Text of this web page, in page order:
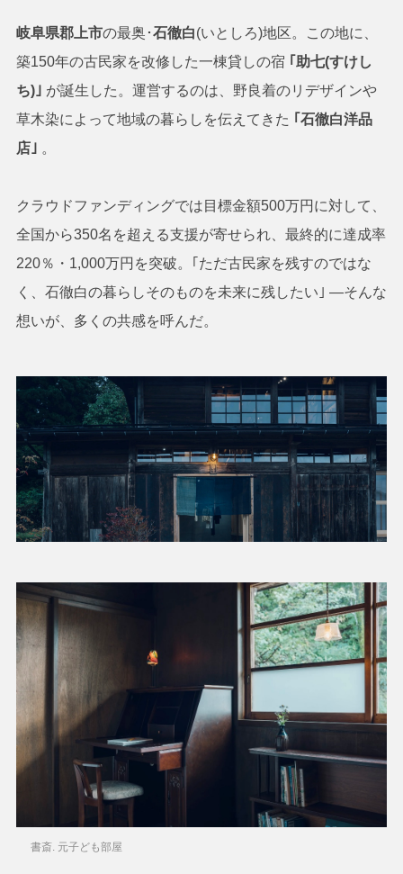
岐阜県郡上市の最奥･石徹白(いとしろ)地区。この地に、
築150年の古民家を改修した一棟貸しの宿 ｢助七(すけし
ち)｣ が誕生した。運営するのは、野良着のリデザインや
草木染によって地域の暮らしを伝えてきた ｢石徹白洋品
店｣ 。
クラウドファンディングでは目標金額500万円に対して、
全国から350名を超える支援が寄せられ、最終的に達成率
220％・1,000万円を突破。｢ただ古民家を残すのではな
く、石徹白の暮らしそのものを未来に残したい｣ ―そんな
想いが、多くの共感を呼んだ。
書斎. 元子ども部屋